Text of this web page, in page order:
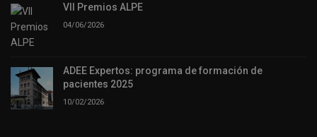
VII Premios ALPE
04/06/2026
ADEE Expertos: programa de formación de
pacientes 2025
10/02/2026